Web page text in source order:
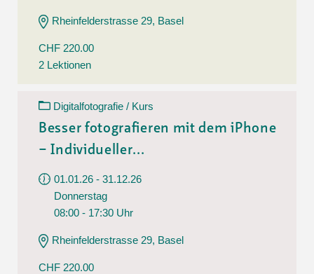
Rheinfelderstrasse 29, Basel
CHF 220.00
2 Lektionen
Digitalfotografie / Kurs
Besser fotografieren mit dem iPhone
– Individueller...
01.01.26 - 31.12.26
Donnerstag
08:00 - 17:30 Uhr
Rheinfelderstrasse 29, Basel
CHF 220.00